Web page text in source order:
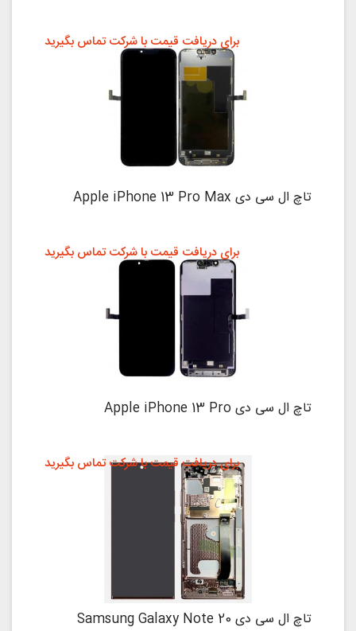
تاچ ال سی دی Apple iPhone 13 Pro Max
برای دریافت قیمت با شرکت تماس بگیرید
تاچ ال سی دی Apple iPhone 13 Pro
برای دریافت قیمت با شرکت تماس بگیرید
تاچ ال سی دی Samsung Galaxy Note 20
برای دریافت قیمت با شرکت تماس بگیرید